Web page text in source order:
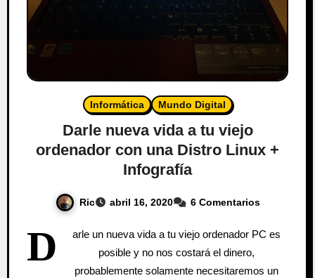
Informática Mundo Digital
Darle nueva vida a tu viejo
ordenador con una Distro Linux +
Infografía
Ric abril 16, 2020 6 Comentarios
D
arle un nueva vida a tu viejo ordenador PC es
posible y no nos costará el dinero,
probablemente solamente necesitaremos un